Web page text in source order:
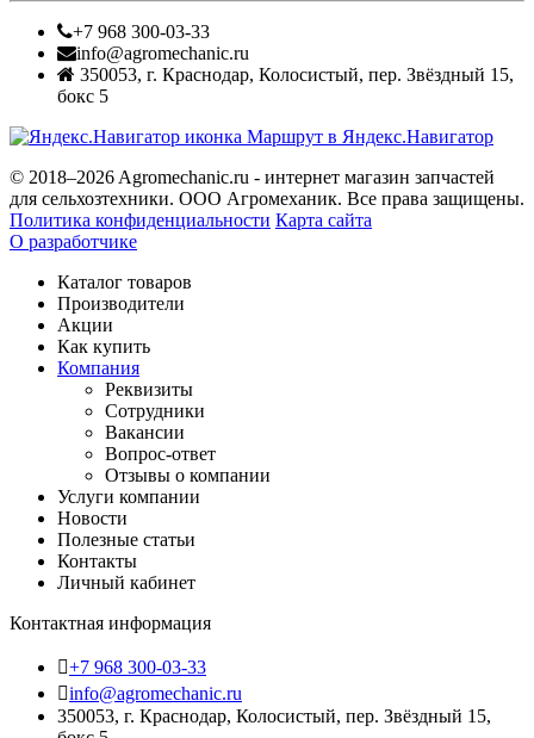
+7 968 300-03-33
info@agromechanic.ru
350053, г. Краснодар, Колосистый, пер. Звёздный 15,
бокс 5
Маршрут в Яндекс.Навигатор
© 2018–2026 Agromechanic.ru - интернет магазин запчастей
для сельхозтехники. ООО Агромеханик. Все права защищены.
Политика конфиденциальности Карта сайта
О разработчике
Каталог товаров
Производители
Акции
Как купить
Компания
Реквизиты
Сотрудники
Вакансии
Вопрос-ответ
Отзывы о компании
Услуги компании
Новости
Полезные статьи
Контакты
Личный кабинет
Контактная информация
+7 968 300-03-33
info@agromechanic.ru
350053, г. Краснодар, Колосистый, пер. Звёздный 15,